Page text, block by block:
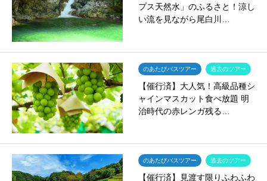
プス天然水」のふるさと！涼し
い流を見ながら尾白川…
のあたびバスツアー 過去のツアー
【催行済】大人気！高級品種シ
ャインマスカット食べ放題 明
治時代の赤レンガ残る…
のあたびバスツアー 過去のツアー
【催行済】見渡す限りふわふわ